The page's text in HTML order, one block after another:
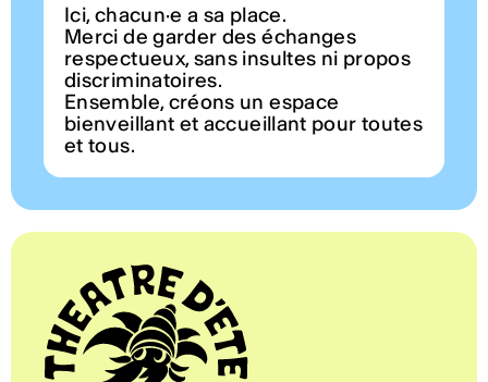
Ici, chacun·e a sa place.
Merci de garder des échanges
respectueux, sans insultes ni propos
discriminatoires.
Ensemble, créons un espace
bienveillant et accueillant pour toutes
et tous.